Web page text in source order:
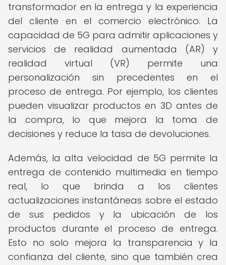
transformador en la entrega y la experiencia
del cliente en el comercio electrónico. La
capacidad de 5G para admitir aplicaciones y
servicios de realidad aumentada (AR) y
realidad virtual (VR) permite una
personalización sin precedentes en el
proceso de entrega. Por ejemplo, los clientes
pueden visualizar productos en 3D antes de
la compra, lo que mejora la toma de
decisiones y reduce la tasa de devoluciones.
Además, la alta velocidad de 5G permite la
entrega de contenido multimedia en tiempo
real, lo que brinda a los clientes
actualizaciones instantáneas sobre el estado
de sus pedidos y la ubicación de los
productos durante el proceso de entrega.
Esto no solo mejora la transparencia y la
confianza del cliente, sino que también crea